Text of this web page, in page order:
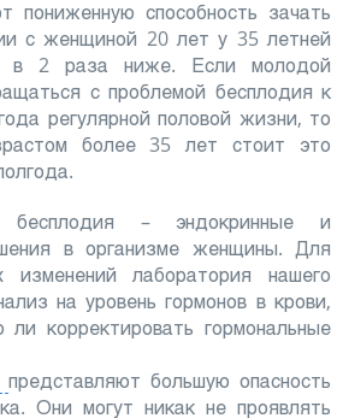
пониженную способность зачать
с женщиной 20 лет у 35 летней
в 2 раза ниже. Если молодой
с проблемой бесплодия к
регулярной половой жизни, то
более 35 лет стоит это
бесплодия – эндокринные и
в организме женщины. Для
изменений лаборатория нашего
на уровень гормонов в крови,
корректировать гормональные
представляют большую опасность
Они могут никак не проявлять